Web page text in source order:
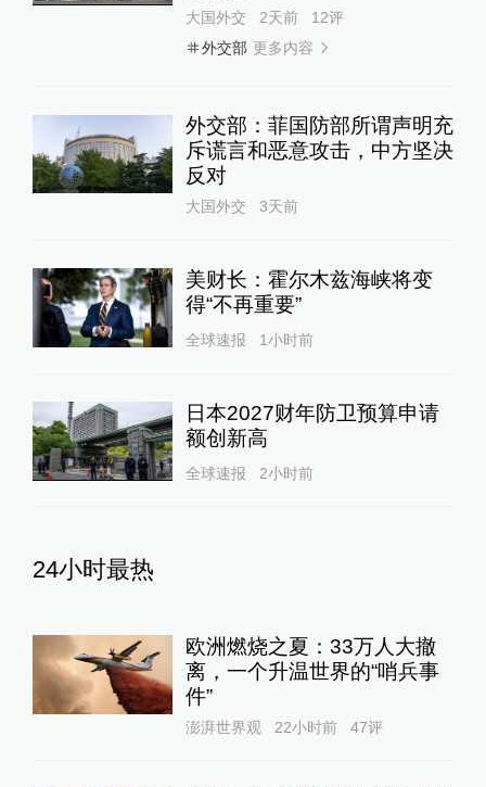
大国外交 2天前 12评
外交部 更多内容
外交部：菲国防部所谓声明充
斥谎言和恶意攻击，中方坚决
反对
大国外交 3天前
美财长：霍尔木兹海峡将变
得“不再重要”
全球速报 1小时前
日本2027财年防卫预算申请
额创新高
全球速报 2小时前
24小时最热
欧洲燃烧之夏：33万人大撤
离，一个升温世界的“哨兵事
件”
澎湃世界观 22小时前 47评